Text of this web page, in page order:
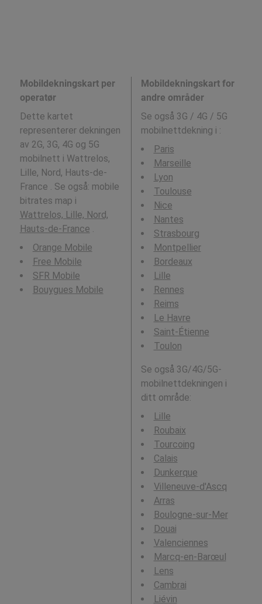
Mobildekningskart per
operatør
Dette kartet
representerer dekningen
av 2G, 3G, 4G og 5G
mobilnett i Wattrelos,
Lille, Nord, Hauts-de-
France . Se også: mobile
bitrates map i
Wattrelos, Lille, Nord,
Hauts-de-France .
Orange Mobile
Free Mobile
SFR Mobile
Bouygues Mobile
Mobildekningskart for
andre områder
Se også 3G / 4G / 5G
mobilnettdekning i :
Paris
Marseille
Lyon
Toulouse
Nice
Nantes
Strasbourg
Montpellier
Bordeaux
Lille
Rennes
Reims
Le Havre
Saint-Étienne
Toulon
Se også 3G/4G/5G-
mobilnettdekningen i
ditt område:
Lille
Roubaix
Tourcoing
Calais
Dunkerque
Villeneuve-d'Ascq
Arras
Boulogne-sur-Mer
Douai
Valenciennes
Marcq-en-Barœul
Lens
Cambrai
Liévin